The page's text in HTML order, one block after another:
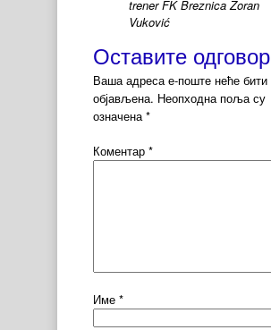
trener FK Breznica Zoran
Vuković
Оставите одговор
Ваша адреса е-поште неће бити
објављена. Неопходна поља су
означена*
Коментар *
Име *